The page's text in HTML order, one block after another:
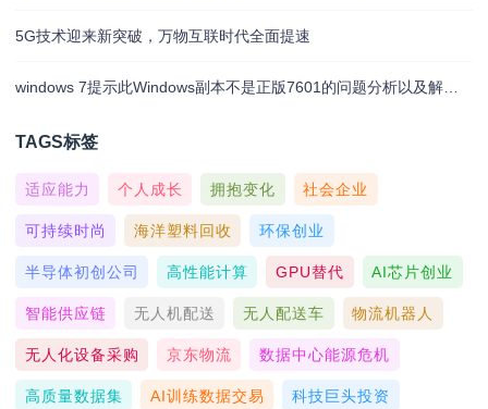
5G技术迎来新突破，万物互联时代全面提速
windows 7提示此Windows副本不是正版7601的问题分析以及解决方法
TAGS标签
适应能力 个人成长 拥抱变化 社会企业
可持续时尚 海洋塑料回收 环保创业
半导体初创公司 高性能计算 GPU替代 AI芯片创业
智能供应链 无人机配送 无人配送车 物流机器人
无人化设备采购 京东物流 数据中心能源危机
高质量数据集 AI训练数据交易 科技巨头投资